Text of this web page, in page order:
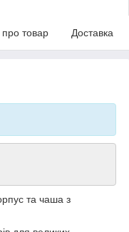
про товар Доставка
та чаша з